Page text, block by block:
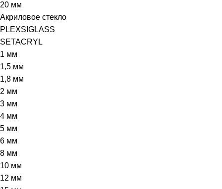
20 мм
Акриловое стекло
PLEXSIGLASS
SETACRYL
1 мм
1,5 мм
1,8 мм
2 мм
3 мм
4 мм
5 мм
6 мм
8 мм
10 мм
12 мм